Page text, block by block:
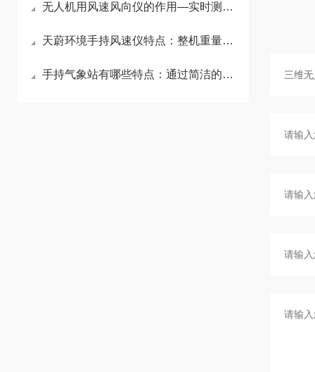
无人机用风速风向仪的作用—实时测量飞行区域的风速大小和风向角度
天蔚环境手持风速仪特点：整机重量仅约0.5kg，紧凑的机身可轻松握于掌心
手持气象站有哪些特点：通过简洁的按键和显示屏，非专业人员也能快速上手